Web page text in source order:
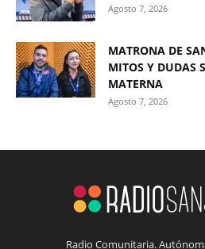
Agosto 7, 2026
MATRONA DE
MITOS Y DUDAS
MATERNA
Agosto 7, 2026
Radio Comunitaria.